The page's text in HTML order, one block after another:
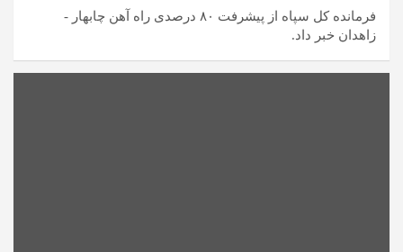
فرمانده کل سپاه از پیشرفت ۸۰ درصدی راه آهن چابهار -
زاهدان خبر داد.